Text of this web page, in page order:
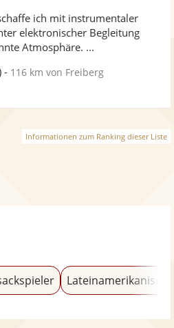
5
Sternen
ich mit instrumentaler
elektronischer Begleitung
Atmosphäre. ...
- 116 km von Freiberg
Informationen zum Ranking dieser Liste